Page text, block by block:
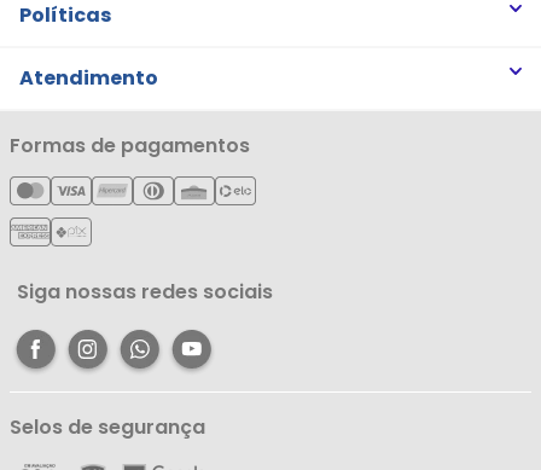
Quem somos
Notícias
Cartão Líderzan
Políticas
Trocas e Devoluções
Política de Privacidade
Política de Entrega
Política de Reembolso
Atendimento
Minha Conta
Meus Pedidos
Meus Favoritos
Central de Atendimento
Formas de pagamentos
Siga nossas redes sociais
Selos de segurança